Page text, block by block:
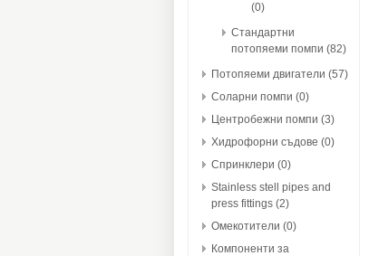
(0)
Стандартни
потопяеми помпи (82)
Потопяеми двигатели (57)
Соларни помпи (0)
Центробежни помпи (3)
Хидрофорни съдове (0)
Спринклери (0)
Stainless stell pipes and
press fittings (2)
Омекотители (0)
Компоненти за